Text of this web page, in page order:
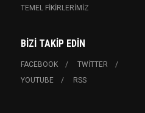
TEMEL FIKIRLERIMIZ
BIZI TAKIP EDIN
FACEBOOK
TWITTER
YOUTUBE
RSS